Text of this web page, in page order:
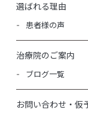
選ばれる理由
患者様の声
治療院のご案内
ブログ一覧
お問い合わせ・仮